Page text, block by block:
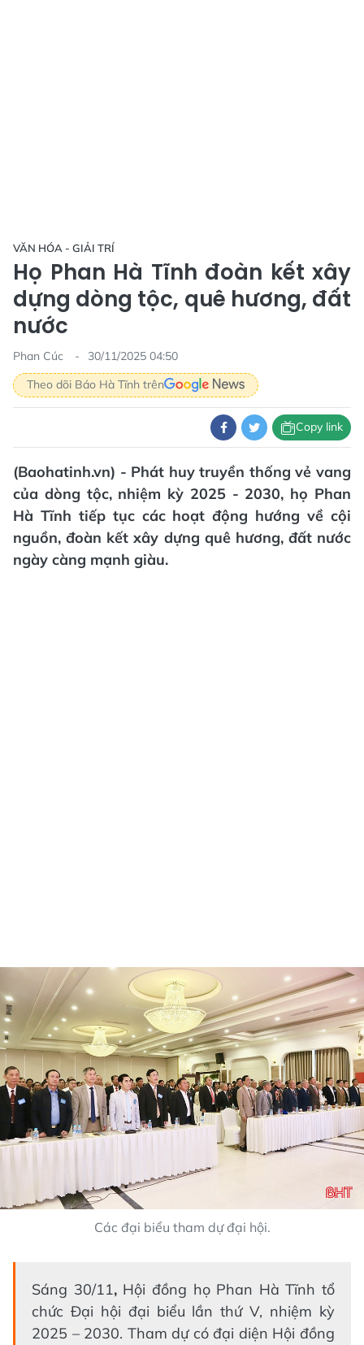
VĂN HÓA - GIẢI TRÍ
Họ Phan Hà Tĩnh đoàn kết xây
dựng dòng tộc, quê hương, đất
nước
Phan Cúc
30/11/2025 04:50
Theo dõi Báo Hà Tĩnh trên
Copy link
(Baohatinh.vn) - Phát huy truyền thống vẻ vang
của dòng tộc, nhiệm kỳ 2025 - 2030, họ Phan
Hà Tĩnh tiếp tục các hoạt động hướng về cội
nguồn, đoàn kết xây dựng quê hương, đất nước
ngày càng mạnh giàu.
Các đại biểu tham dự đại hội.
Sáng 30/11,Hội đồng họ Phan Hà Tĩnh tổ
chức Đại hội đại biểu lần thứ V, nhiệm kỳ
2025 – 2030. Tham dự có đại diện Hội đồng